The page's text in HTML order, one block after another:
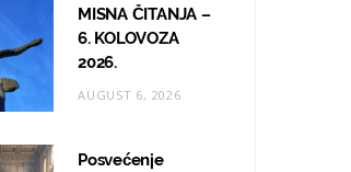
MISNA ČITANJA –
6. KOLOVOZA
2026.
AUGUST 6, 2026
Posvećenje